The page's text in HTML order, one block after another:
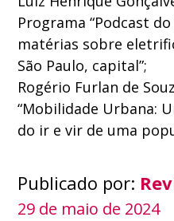
Programa “Podcast
matérias sobre
São Paulo, capital”;
Rogério Furlan de
“Mobilidade Urbana:
do ir e vir de uma
Publicado por:
29 de maio de 2024